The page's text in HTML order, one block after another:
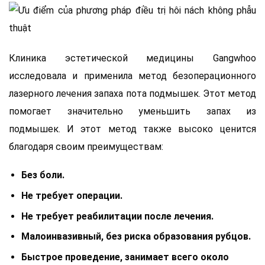
Клиника эстетической медицины Gangwhoo
исследовала и применила метод безоперационного
лазерного лечения запаха пота подмышек. Этот метод
помогает значительно уменьшить запах из
подмышек. И этот метод также высоко ценится
благодаря своим преимуществам:
Без боли.
Не требует операции.
Не требует реабилитации после лечения.
Малоинвазивный, без риска образования рубцов.
Быстрое проведение, занимает всего около